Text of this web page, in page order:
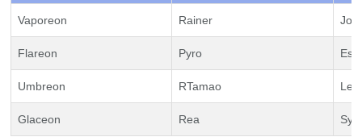
Vaporeon Rainer
Flareon Pyro
Umbreon RTamao
Glaceon Rea